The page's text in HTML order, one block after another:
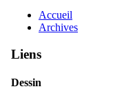
Accueil
Archives
Liens
Dessin